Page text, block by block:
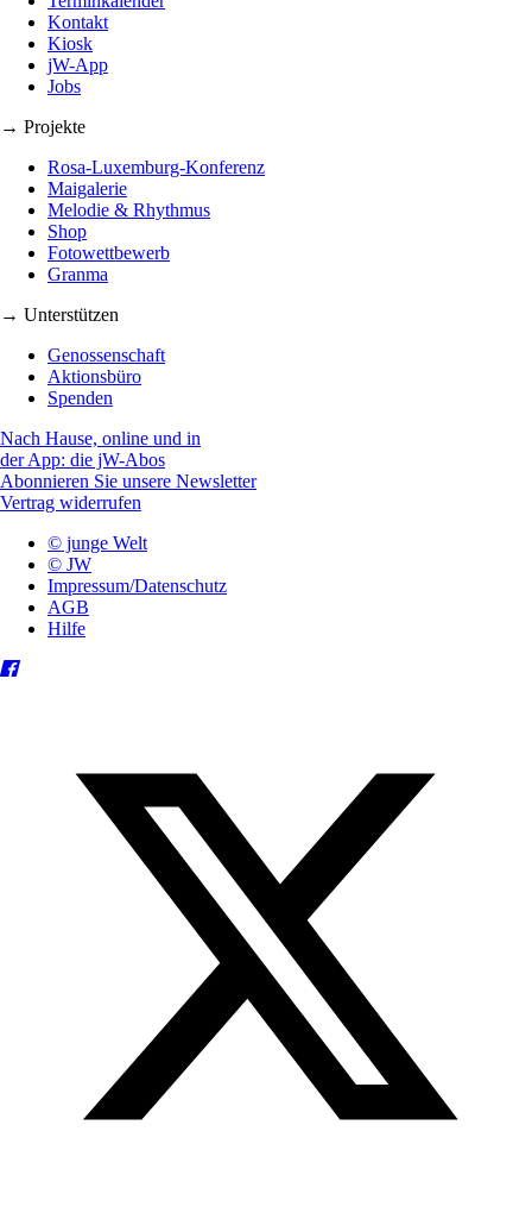
Kontakt
Kiosk
jW-App
Jobs
→ Projekte
Rosa-Luxemburg-Konferenz
Maigalerie
Melodie & Rhythmus
Shop
Fotowettbewerb
Granma
→ Unterstützen
Genossenschaft
Aktionsbüro
Spenden
Nach Hause, online und in
der App: die jW-Abos
Abonnieren Sie unsere Newsletter
Vertrag widerrufen
© junge Welt
© JW
Impressum/Datenschutz
AGB
Hilfe